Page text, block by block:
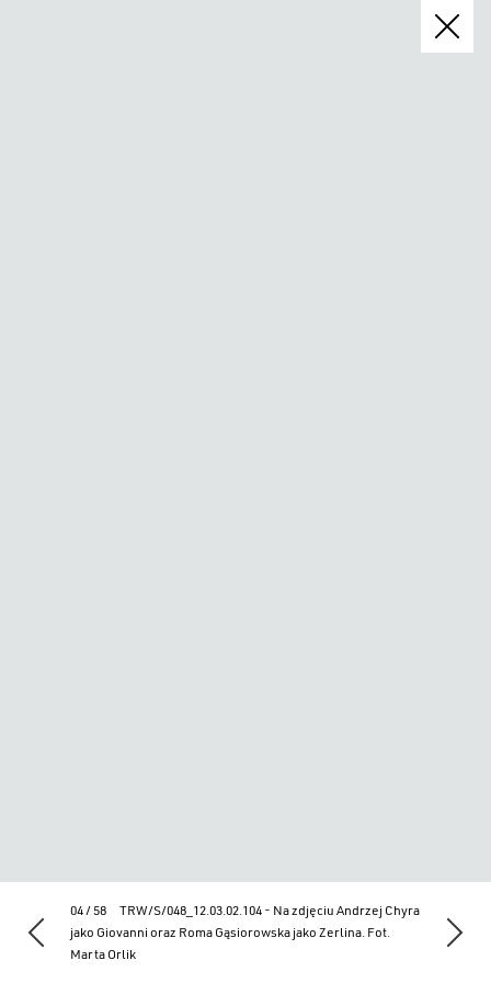
04 / 58
TRW/S/048_12.03.02.104 - Na zdjęciu Andrzej Chyra
jako Giovanni oraz Roma Gąsiorowska jako Zerlina. Fot.
Marta Orlik